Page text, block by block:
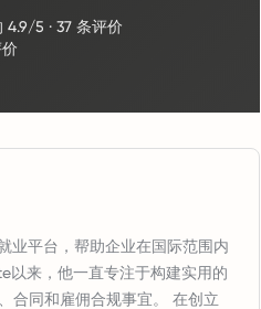
4.9/5 · 37 条评价
业平台，帮助企业在国际范围内
以来，他一直专注于构建实用的
合同和雇佣合规事宜。 在创立